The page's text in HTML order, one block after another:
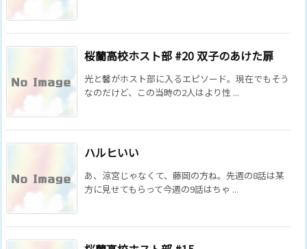
桜蘭高校ホスト部 #20 双子のあけた扉
光と馨がホスト部に入るエピソード。現在でもそう
なのだけど、この当時の2人はより性 ...
ハルヒいい
あ、涼宮じゃなくて、藤岡の方ね。先週の8話は某
方に見せてもらって今週の9話はちゃ ...